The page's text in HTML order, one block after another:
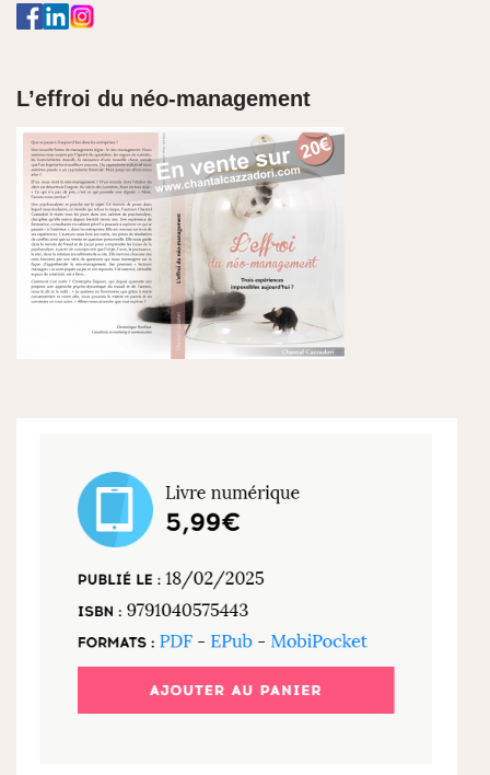
L’effroi du néo-management